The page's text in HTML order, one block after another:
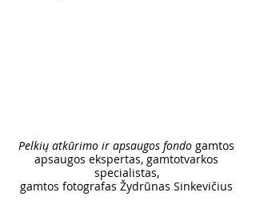
Pelkių atkūrimo ir apsaugos fondo gamtos
apsaugos ekspertas, gamtotvarkos
specialistas,
gamtos fotografas Žydrūnas Sinkevičius